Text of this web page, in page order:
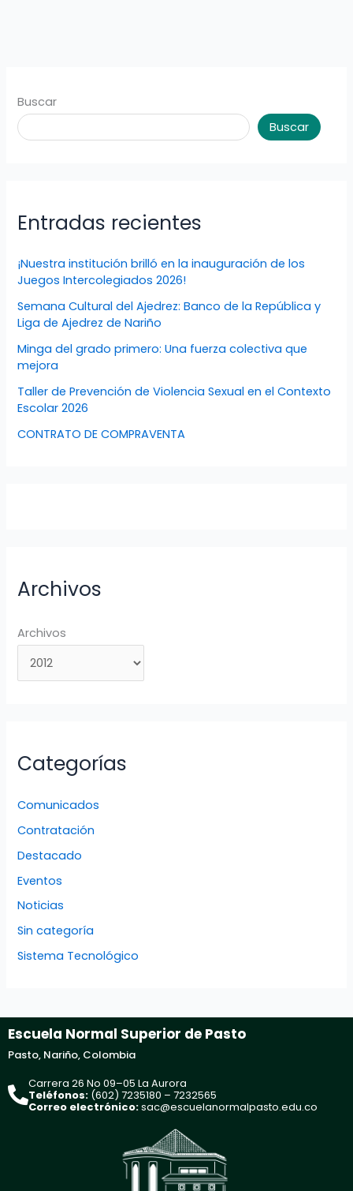
Buscar
Buscar
Entradas recientes
¡Nuestra institución brilló en la inauguración de los
Juegos Intercolegiados 2026!
Semana Cultural del Ajedrez: Banco de la República y
Liga de Ajedrez de Nariño
Minga del grado primero: Una fuerza colectiva que
mejora
Taller de Prevención de Violencia Sexual en el Contexto
Escolar 2026
CONTRATO DE COMPRAVENTA
Archivos
Archivos
Categorías
Comunicados
Contratación
Destacado
Eventos
Noticias
Sin categoría
Sistema Tecnológico
Escuela Normal Superior de Pasto
Pasto, Nariño, Colombia
Carrera 26 No 09–05 La Aurora
Teléfonos: (602) 7235180 – 7232565
Correo electrónico:sac@escuelanormalpasto.edu.co